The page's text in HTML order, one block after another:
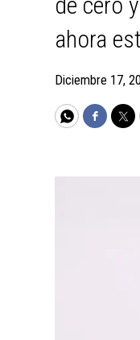
ahora
Diciembre 17,
WhatsApp